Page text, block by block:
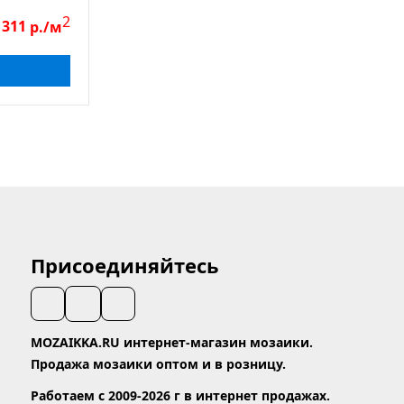
р./м2
Присоединяйтесь
MOZAIKKA.RU интернет-магазин мозаики.
Продажа мозаики оптом и в розницу.
Работаем с 2009-2026 г в интернет продажах.